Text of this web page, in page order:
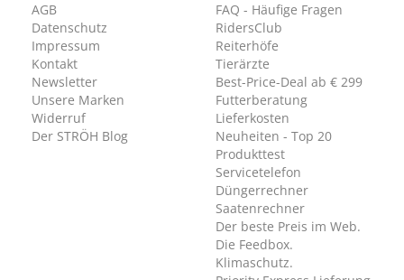
AGB
Datenschutz
Impressum
Kontakt
Newsletter
Unsere Marken
Widerruf
Der STRÖH Blog
FAQ - Häufige Fragen
RidersClub
Reiterhöfe
Tierärzte
Best-Price-Deal ab € 299
Futterberatung
Lieferkosten
Neuheiten - Top 20
Produkttest
Servicetelefon
Düngerrechner
Saatenrechner
Der beste Preis im Web.
Die Feedbox.
Klimaschutz.